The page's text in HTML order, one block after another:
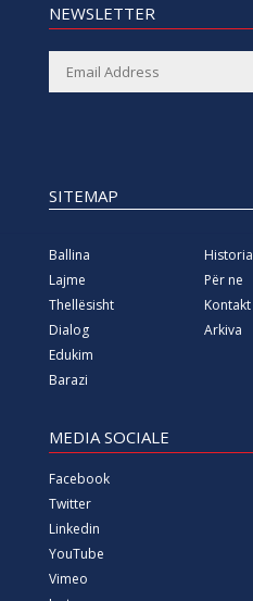
NEWSLETTER
SITEMAP
Ballina
Lajme
Thellësisht
Dialog
Edukim
Barazi
Historia
Për ne
Kontakt
Arkiva
MEDIA SOCIALE
Facebook
Twitter
Linkedin
YouTube
Vimeo